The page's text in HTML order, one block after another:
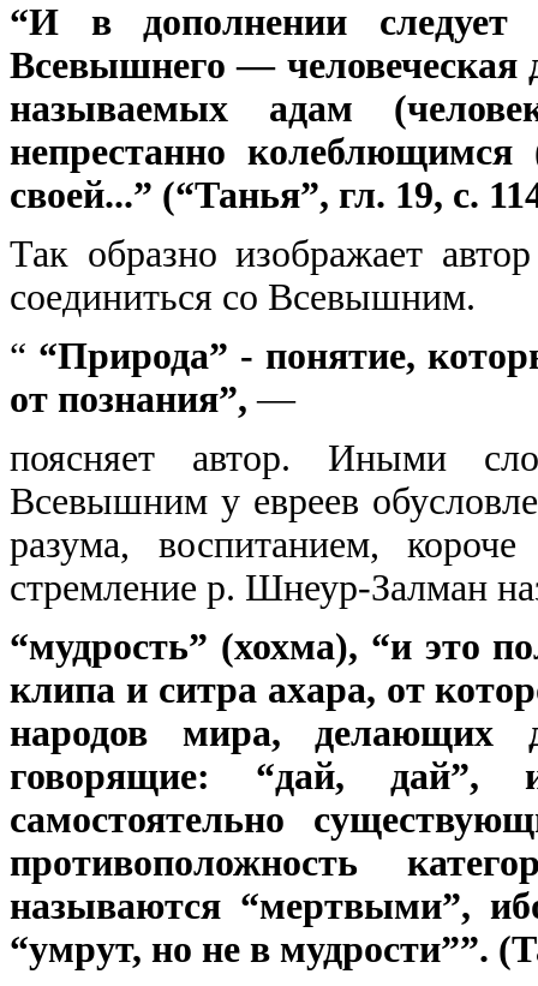
“И в дополнении следует
Всевышнего — человеческая
называемых адам
непрестанно
своей...” (“Танья”, гл. 19, с.
Так образно изображает
соединиться со Всевышним.
“ “Природа” - понятие,
от познания”,—
поясняет автор. Иными
Всевышним у евреев
разума, воспитанием,
стремление р. Шнеур-Залман
“мудрость” (хохма), “и это
клипа и ситра ахара, от
народов мира, делающих
говорящие: “дай,
самостоятельно
противоположность
называются “мертвыми”,
“умрут, но не в мудрости””.